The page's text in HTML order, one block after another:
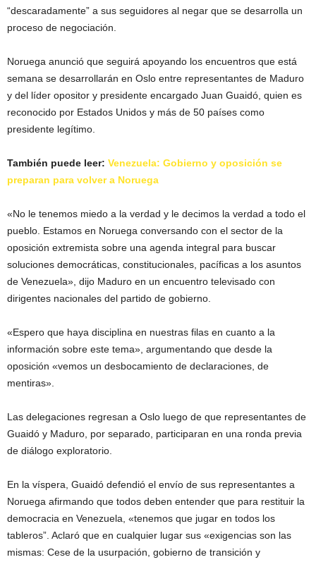
“descaradamente” a sus seguidores al negar que se desarrolla un
proceso de negociación.
Noruega anunció que seguirá apoyando los encuentros que está
semana se desarrollarán en Oslo entre representantes de Maduro
y del líder opositor y presidente encargado Juan Guaidó, quien es
reconocido por Estados Unidos y más de 50 países como
presidente legítimo.
También puede leer: Venezuela: Gobierno y oposición se
preparan para volver a Noruega
«No le tenemos miedo a la verdad y le decimos la verdad a todo el
pueblo. Estamos en Noruega conversando con el sector de la
oposición extremista sobre una agenda integral para buscar
soluciones democráticas, constitucionales, pacíficas a los asuntos
de Venezuela», dijo Maduro en un encuentro televisado con
dirigentes nacionales del partido de gobierno.
«Espero que haya disciplina en nuestras filas en cuanto a la
información sobre este tema», argumentando que desde la
oposición «vemos un desbocamiento de declaraciones, de
mentiras».
Las delegaciones regresan a Oslo luego de que representantes de
Guaidó y Maduro, por separado, participaran en una ronda previa
de diálogo exploratorio.
En la víspera, Guaidó defendió el envío de sus representantes a
Noruega afirmando que todos deben entender que para restituir la
democracia en Venezuela, «tenemos que jugar en todos los
tableros”. Aclaró que en cualquier lugar sus «exigencias son las
mismas: Cese de la usurpación, gobierno de transición y